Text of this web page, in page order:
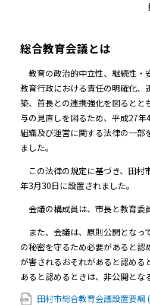
総合教育会議とは
教育の政治的中立性、継続性・
教育行政における責任の明確化、
築、首長との連携強化を図るとと
与の見直しを図るため、平成27
組織及び運営に関する法律の一部
ました。
この法律の規定に基づき、田村
年3月30日に設置されました。
会議の構成員は、市長と教育委
また、会議は、原則公開となっ
の秘密を守るため必要があると認
が害されるおそれがあると認める
あると認めるときは、非公開とな
田村市総合教育会議設置要綱